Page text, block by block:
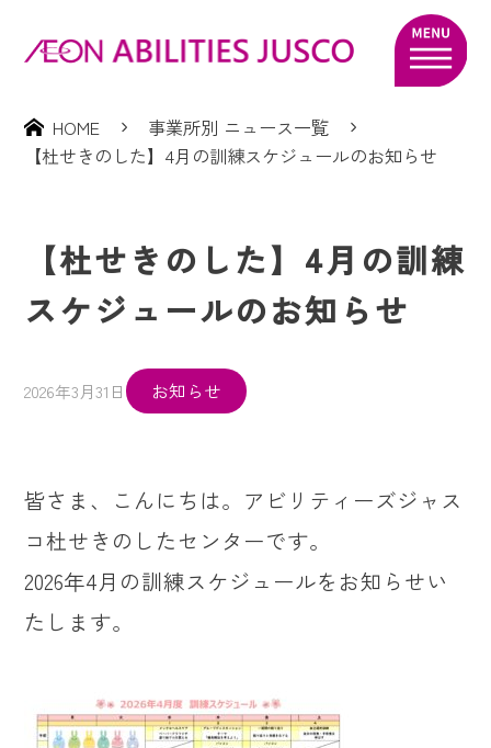
HOME
事業所別 ニュース一覧
【杜せきのした】4月の訓練スケジュールのお知らせ
【杜せきのした】4月の訓練
スケジュールのお知らせ
2026年3月31日 お知らせ
皆さま、こんにちは。アビリティーズジャス
コ杜せきのしたセンターです。
2026年4月の訓練スケジュールをお知らせい
たします。